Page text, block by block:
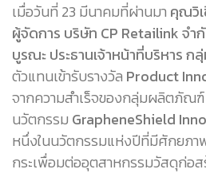
เมื่อวันที่ 23 มีนาคมที่ผ่านมา คุณวิเ
ผู้จัดการ บริษัท CP Retailink จำ
บูรณะ ประธานเจ้าหน้าที่บริหาร ก
ตัวแทนเข้ารับรางวัล Product
จากความสำเร็จของกลุ่มผลิตภัณฑ์
นวัตกรรม GrapheneShield
หนึ่งในนวัตกรรมแห่งปีที่มีศักยภา
กระเพื่อมต่ออุตสาหกรรมวัสดุก่อ